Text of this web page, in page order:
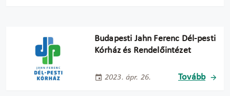
Budapesti Jahn Ferenc Dél-pesti
Kórház és Rendelőintézet
2023. ápr. 26. Tovább